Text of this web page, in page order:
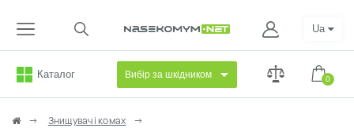
Каталог Вибір за шкідником 0
Ua
Знищувачі комах